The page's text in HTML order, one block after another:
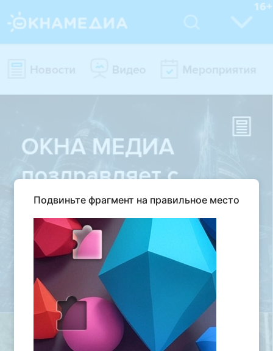
Подвиньте фрагмент на правильное место